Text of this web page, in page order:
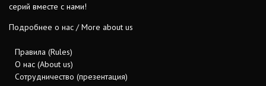
серий вместе с нами!
Подробнее о нас / More about us
Правила (Rules)
О нас (About us)
Сотрудничество (презентация)